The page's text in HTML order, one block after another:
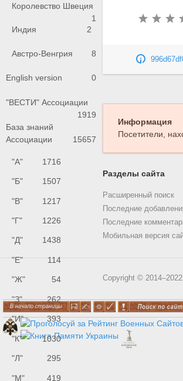
Королевство Швеция
1
Индия
2
Австро-Венгрия 8
English version 0
"ВЕСТИ" Ассоциации
1919
База знаний
Ассоциации
15657
"А" 1716
"Б" 1507
"В" 1217
"Г" 1226
"Д" 1438
"Е" 114
"Ж" 54
"З" 262
"И" 393
"К" 1030
"Л" 295
"М" 419
Информация
Посетители,
Разделы сайта
Расширенный поиск
Последние
Последние
Мобильная версия
Copyright © 2014–2022